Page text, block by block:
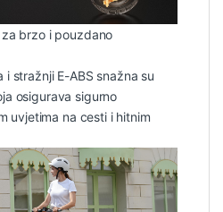
brzo i pouzdano
stražnji E-ABS snažna su
osigurava sigurno
uvjetima na cesti i hitnim